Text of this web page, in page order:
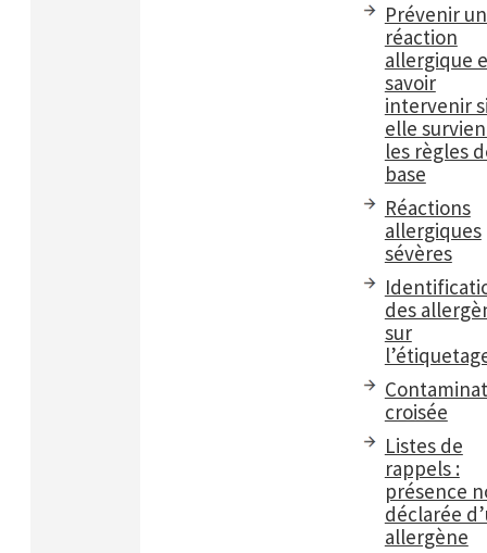
Prévenir
réaction
allergique
savoir
intervenir
elle
les règles
base
Réactions
allergiques
sévères
des
sur
croisée
Listes de
rappels :
présence
déclarée
allergène